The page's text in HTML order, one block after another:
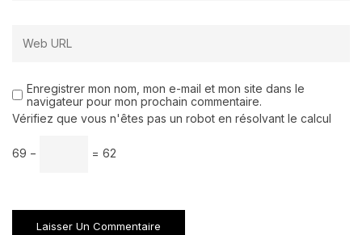
Enregistrer mon nom, mon e-mail et mon site dans le
navigateur pour mon prochain commentaire.
Vérifiez que vous n'êtes pas un robot en résolvant le calcul
69 − = 62